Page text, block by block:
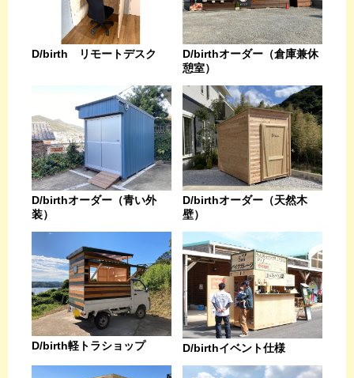
D/birth リモートデスク
D/birthオーダー（倉庫兼休
憩室）
D/birthオーダー（青い外
装）
D/birthオーダー（天然木
壁）
D/birth軽トラショップ D/birthイベント仕様